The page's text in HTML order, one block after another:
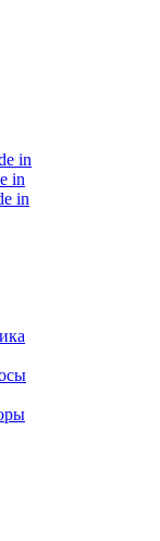
in
in
in